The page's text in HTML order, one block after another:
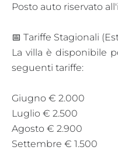
Posto auto riservato
📅 Tariffe Stagionali
La villa è disponibile
seguenti tariffe:
Giugno € 2.000
Luglio € 2.500
Agosto € 2.900
Settembre € 1.500